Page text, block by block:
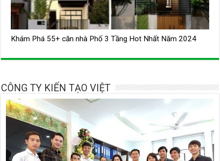
Khám Phá 55+ căn nhà Phố 3 Tầng Hot Nhất Năm 2024
CÔNG TY KIẾN TẠO VIỆT